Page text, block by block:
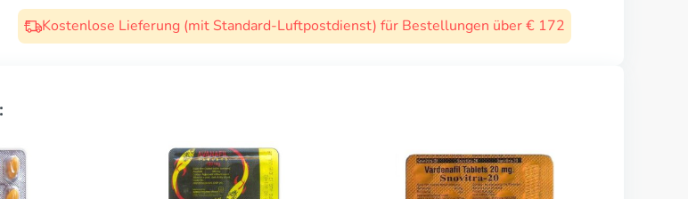
Kostenlose Lieferung (mit Standard-Luftpostdienst) für Bestellungen über € 172